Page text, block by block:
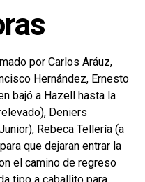
por Carlos Aráuz,
Hernández, Ernesto
bajó a Hazell hasta la
Deniers
Rebeca Tellería (a
que dejaran entrar la
el camino de regreso